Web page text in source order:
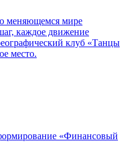
меняющемся мире
каждое движение
клуб «Танцы
место.
«Финансовый